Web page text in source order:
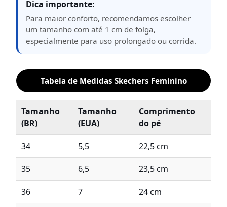
Dica importante:
Para maior conforto, recomendamos escolher
um tamanho com até 1 cm de folga,
especialmente para uso prolongado ou corrida.
Tabela de Medidas Skechers Feminino
Tamanho
(BR)
Tamanho
(EUA)
Comprimento
do pé
34 5,5 22,5 cm
35 6,5 23,5 cm
36 7 24 cm